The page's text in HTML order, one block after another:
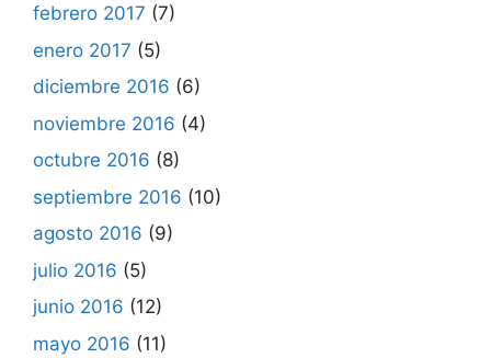
febrero 2017 (7)
enero 2017 (5)
diciembre 2016 (6)
noviembre 2016 (4)
octubre 2016 (8)
septiembre 2016 (10)
agosto 2016 (9)
julio 2016 (5)
junio 2016 (12)
mayo 2016 (11)